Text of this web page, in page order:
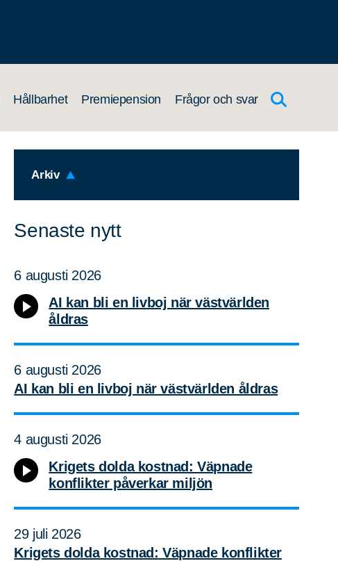
Hållbarhet Premiepension Frågor och svar
Arkiv
Senaste nytt
6 augusti 2026
AI kan bli en livboj när västvärlden
åldras
6 augusti 2026
AI kan bli en livboj när västvärlden åldras
4 augusti 2026
Krigets dolda kostnad: Väpnade
konflikter påverkar miljön
29 juli 2026
Krigets dolda kostnad: Väpnade konflikter